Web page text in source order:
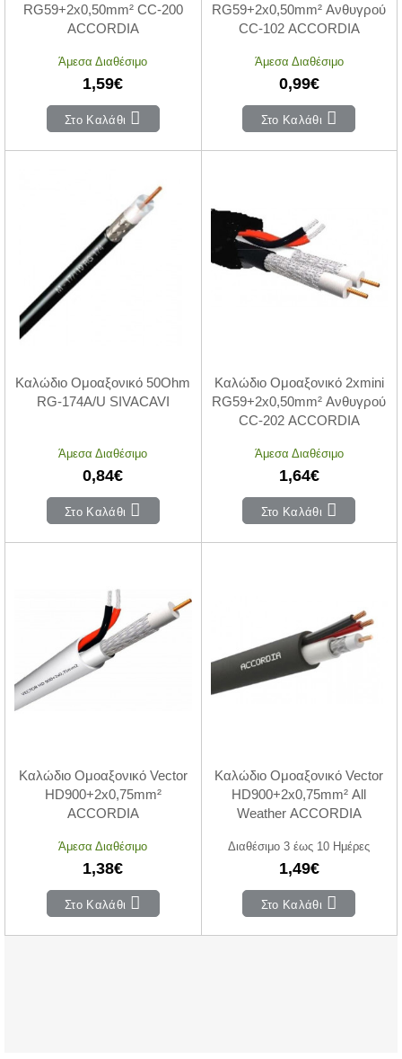
RG59+2x0,50mm² CC-200
ACCORDIA
Άμεσα Διαθέσιμο
1,59€
Στο Καλάθι
RG59+2x0,50mm² Ανθυγρού
CC-102 ACCORDIA
Άμεσα Διαθέσιμο
0,99€
Στο Καλάθι
Καλώδιο Ομοαξονικό 50Ohm
RG-174A/U SIVACAVI
Άμεσα Διαθέσιμο
0,84€
Στο Καλάθι
Καλώδιο Ομοαξονικό 2xmini
RG59+2x0,50mm² Ανθυγρού
CC-202 ACCORDIA
Άμεσα Διαθέσιμο
1,64€
Στο Καλάθι
Καλώδιο Ομοαξονικό Vector
HD900+2x0,75mm²
ACCORDIA
Άμεσα Διαθέσιμο
1,38€
Στο Καλάθι
Καλώδιο Ομοαξονικό Vector
HD900+2x0,75mm² All
Weather ACCORDIA
Διαθέσιμο 3 έως 10 Ημέρες
1,49€
Στο Καλάθι